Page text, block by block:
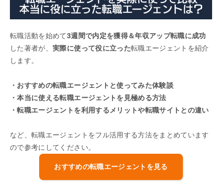
転職活動を始めて3週間で内定を獲得＆年収アップ転職に成功
した著者が、実際に使って役に立った転職エージェントを紹介
します。
・おすすめの転職エージェントと使ってみた体験談
・本当に使える転職エージェントを見極める方法
・転職エージェントを利用するメリットや転職サイトとの違い
など、転職エージェントをフル活用する方法をまとめています
ので参考にしてください。
おすすめの転職エージェントを見る